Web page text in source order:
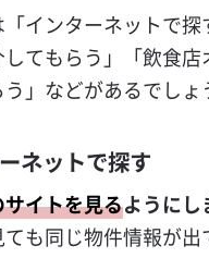
インターネットで探
てもらう」「飲食店
」などがあるでしょ
ネットで探す
イトを見るように
も同じ物件情報が出